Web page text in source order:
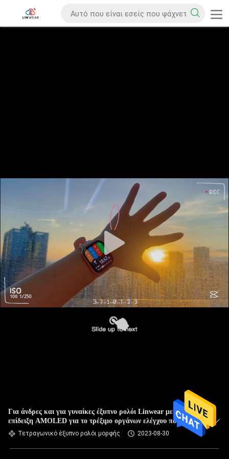
Για άνδρες και για γυναίκες έξυπνο ρολόι Linwear με την
επίδειξη AMOLED για το τρέξιμο οργάνων ελέγχου ποσοστού
καρδιών
Τετραγωνικό έξυπνο ρολόι μορφής 2023-08-30